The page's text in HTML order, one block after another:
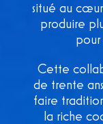
situé au
produire
pour
Cette
de trente
faire
la riche